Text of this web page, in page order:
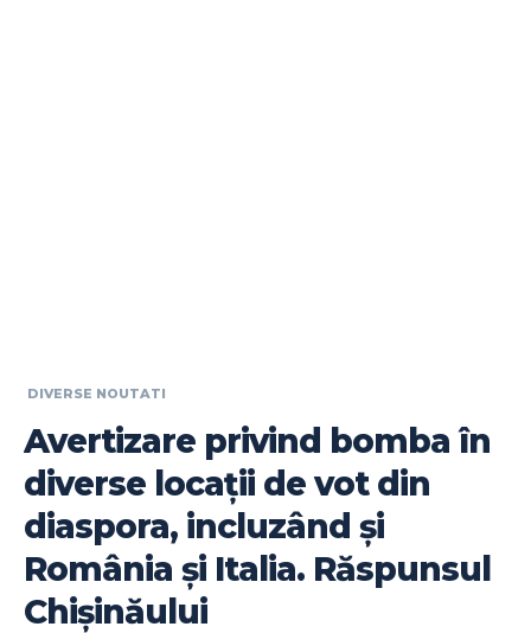
DIVERSE NOUTATI
Avertizare privind bomba în
diverse locații de vot din
diaspora, incluzând și
România și Italia. Răspunsul
Chișinăului